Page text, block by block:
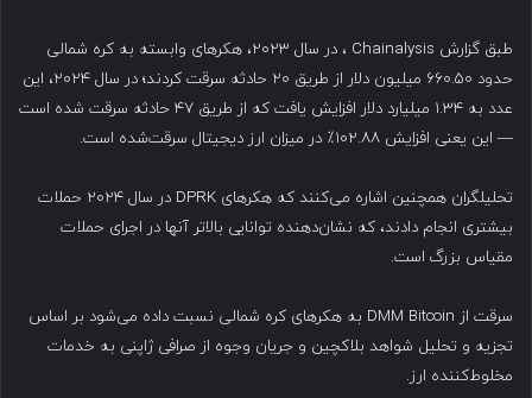
طبق گزارش Chainalysis ، در سال ۲۰۲۳، هکرهای وابسته به کره شمالی
حدود ۶۶۰.۵۰ میلیون دلار از طریق ۲۰ حادثه سرقت کردند؛ در سال ۲۰۲۴، این
عدد به ۱.۳۴ میلیارد دلار افزایش یافت که از طریق ۴۷ حادثه سرقت شده است
— این یعنی افزایش ۱۰۲.۸۸٪ در میزان ارز دیجیتال سرقت‌شده است.
تحلیلگران همچنین اشاره می‌کنند که هکرهای DPRK در سال ۲۰۲۴ حملات
بیشتری انجام دادند، که نشان‌دهنده توانایی بالاتر آنها در اجرای حملات
مقیاس بزرگ است.
سرقت از DMM Bitcoin به هکرهای کره شمالی نسبت داده می‌شود بر اساس
تجزیه و تحلیل شواهد بلاکچین و جریان وجوه از صرافی ژاپنی به خدمات
مخلوط‌کننده ارز.